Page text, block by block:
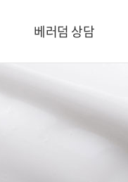
베러덤 상담